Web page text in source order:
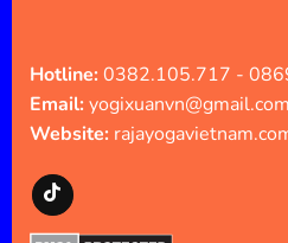
Hotline:0382.105.717 -
Email:yogixuanvn@gmail.com
Website: